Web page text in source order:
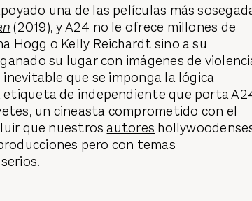
una de las películas más
(2019), y A24 no le ofrece millones de
Hogg o Kelly Reichardt sino a su
su lugar con imágenes de
que se imponga la lógica
de independiente que porta
un cineasta comprometido con el
que nuestrosautores
pero con temas